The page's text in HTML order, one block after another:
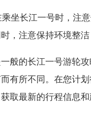
坐长江一号时，注
，注意保持环境整
般的长江一号游轮
有所不同。在您计
取最新的行程信息和